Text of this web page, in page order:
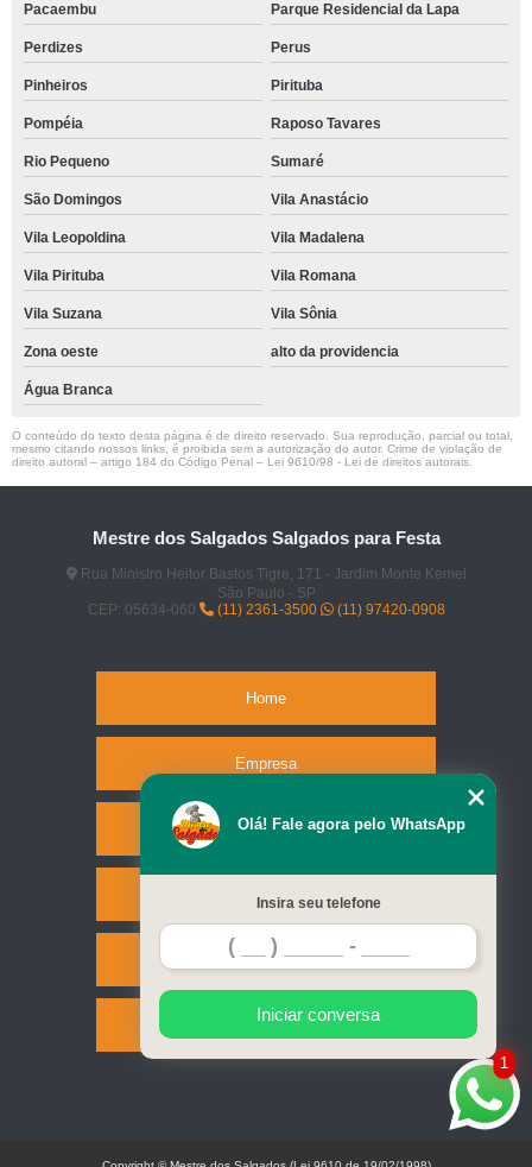
Pacaembu Parque Residencial da Lapa
Perdizes Perus
Pinheiros Pirituba
Pompéia Raposo Tavares
Rio Pequeno Sumaré
São Domingos Vila Anastácio
Vila Leopoldina Vila Madalena
Vila Pirituba Vila Romana
Vila Suzana Vila Sônia
Zona oeste alto da providencia
Água Branca
O conteúdo do texto desta página é de direito reservado. Sua reprodução, parcial ou total,
mesmo citando nossos links, é proibida sem a autorização do autor. Crime de violação de
direito autoral – artigo 184 do Código Penal – Lei 9610/98 - Lei de direitos autorais
Mestre dos Salgados Salgados para Festa
Rua Ministro Heitor Bastos Tigre, 171 - Jardim Monte Kemel
São Paulo - SP
CEP: 05634-060
(11) 2361-3500 (11) 97420-0908
Home
Empresa
Missão
Serviços
Contato
Mapa do site
1
Olá! Fale agora pelo WhatsApp
Insira seu telefone
Iniciar conversa